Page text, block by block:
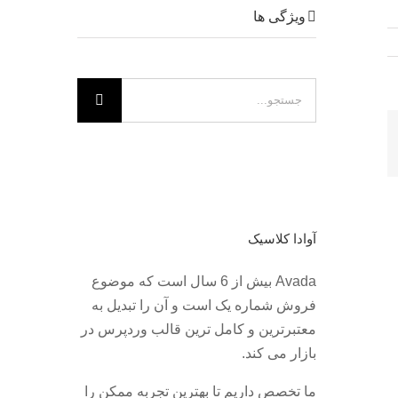
ویژگی ها
آوادا کلاسیک
Avada بیش از 6 سال است که موضوع
فروش شماره یک است و آن را تبدیل به
معتبرترین و کامل ترین قالب وردپرس در
بازار می کند.
ما تخصص داریم تا بهترین تجربه ممکن را